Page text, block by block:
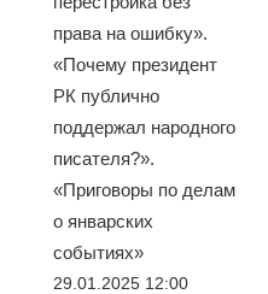
права на ошибку».
«Почему президент
РК публично
поддержал народного
писателя?».
«Приговоры по делам
о январских
событиях»
29.01.2025 12:00